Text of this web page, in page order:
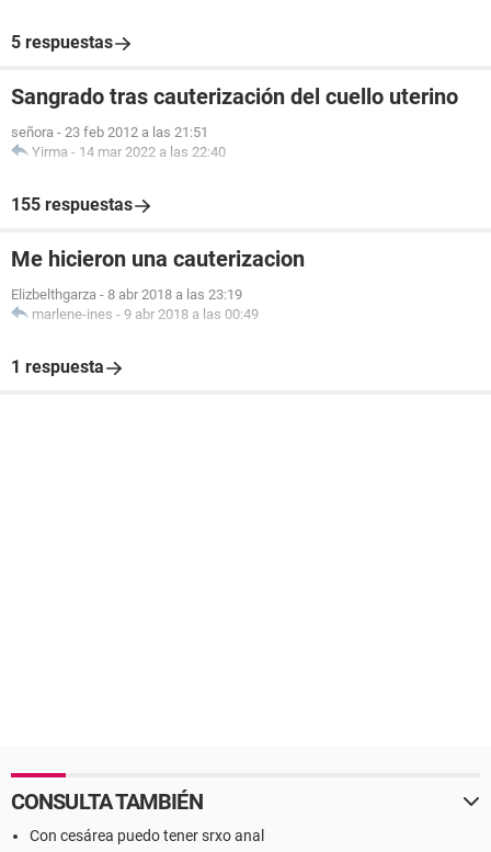
5 respuestas
Sangrado tras cauterización del cuello uterino
señora - 23 feb 2012 a las 21:51
Yirma - 14 mar 2022 a las 22:40
155 respuestas
Me hicieron una cauterizacion
Elizbelthgarza - 8 abr 2018 a las 23:19
marlene-ines - 9 abr 2018 a las 00:49
1 respuesta
CONSULTA TAMBIÉN
Con cesárea puedo tener srxo anal